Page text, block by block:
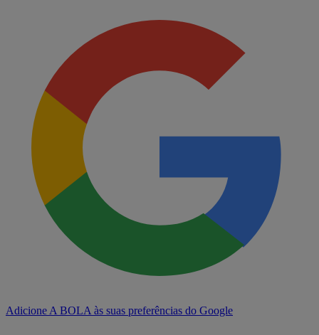
Adicione A BOLA às suas preferências do Google